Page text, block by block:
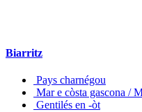
Biarritz
Pays charnégou
Mar e còsta gascona /
Gentilés en -òt